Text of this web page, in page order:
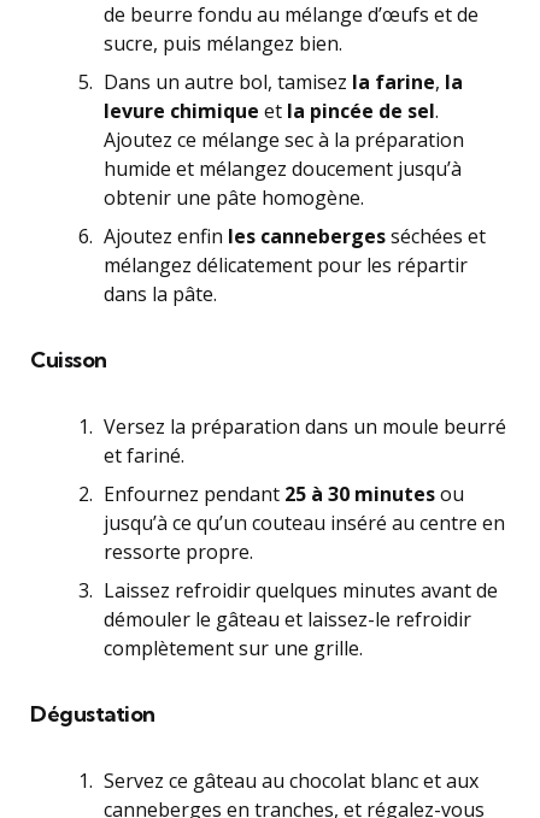
de beurre fondu au mélange d’œufs et de
sucre, puis mélangez bien.
Dans un autre bol, tamisez la farine, la
levure chimique et la pincée de sel.
Ajoutez ce mélange sec à la préparation
humide et mélangez doucement jusqu’à
obtenir une pâte homogène.
Ajoutez enfin les cannebergesséchées et
mélangez délicatement pour les répartir
dans la pâte.
Cuisson
Versez la préparation dans un moule beurré
et fariné.
Enfournez pendant 25 à 30 minutesou
jusqu’à ce qu’un couteau inséré au centre en
ressorte propre.
Laissez refroidir quelques minutes avant de
démouler le gâteau et laissez-le refroidir
complètement sur une grille.
Dégustation
Servez ce gâteau au chocolat blanc et aux
canneberges en tranches, et régalez-vous